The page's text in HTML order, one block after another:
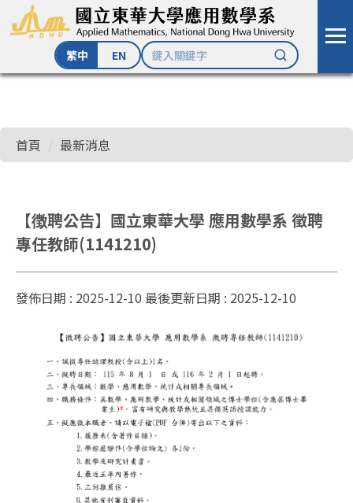
主
要
內
繁中 EN
首頁 最新消息
【徴聘公告】國立東華大學 應用數學系 徵聘
專任教師(1141210)
發佈日期 : 2025-12-10 最後更新日期 : 2025-12-10